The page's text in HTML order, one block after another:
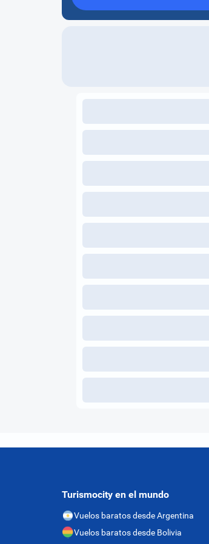
Turismocity en el mundo
Vuelos baratos desde Argentina
Vuelos baratos desde Bolivia